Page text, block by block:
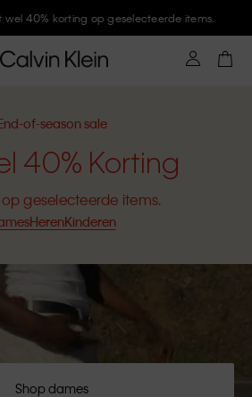
Calvin Klein en krijg 10% korting
of-season sale
40% Korting
geselecteerde items.
HerenKinderen
Shop dames